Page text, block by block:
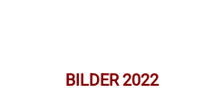
BILDER 2022